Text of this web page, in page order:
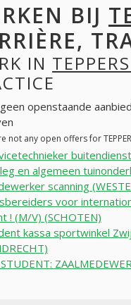
BIJ
IN
openstaande
not any open offers for
en algemeen
scanning
voor
! (M/V) (SCHOTEN)
kassa sportwinkel